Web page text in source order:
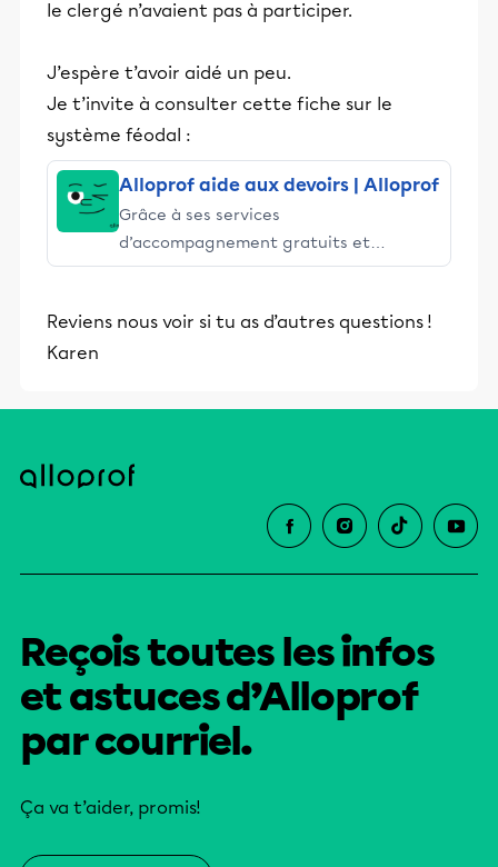
le clergé n’avaient pas à participer.
J’espère t’avoir aidé un peu.
Je t’invite à consulter cette fiche sur le
système féodal :
Alloprof aide aux devoirs | Alloprof
Grâce à ses services
d’accompagnement gratuits et
stimulants, Alloprof engage les élèves
éducative.
Reviens nous voir si tu as d’autres questions !
Karen
Reçois toutes les infos
et astuces d’Alloprof
par courriel.
Ça va t’aider, promis!